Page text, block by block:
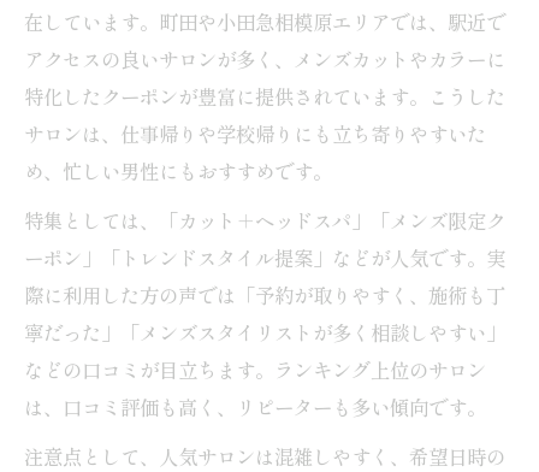
在しています。町田や小田急相模原エリアでは、駅近で
アクセスの良いサロンが多く、メンズカットやカラーに
特化したクーポンが豊富に提供されています。こうした
サロンは、仕事帰りや学校帰りにも立ち寄りやすいた
め、忙しい男性にもおすすめです。
特集としては、「カット＋ヘッドスパ」「メンズ限定ク
ーポン」「トレンドスタイル提案」などが人気です。実
際に利用した方の声では「予約が取りやすく、施術も丁
寧だった」「メンズスタイリストが多く相談しやすい」
などの口コミが目立ちます。ランキング上位のサロン
は、口コミ評価も高く、リピーターも多い傾向です。
注意点として、人気サロンは混雑しやすく、希望日時の